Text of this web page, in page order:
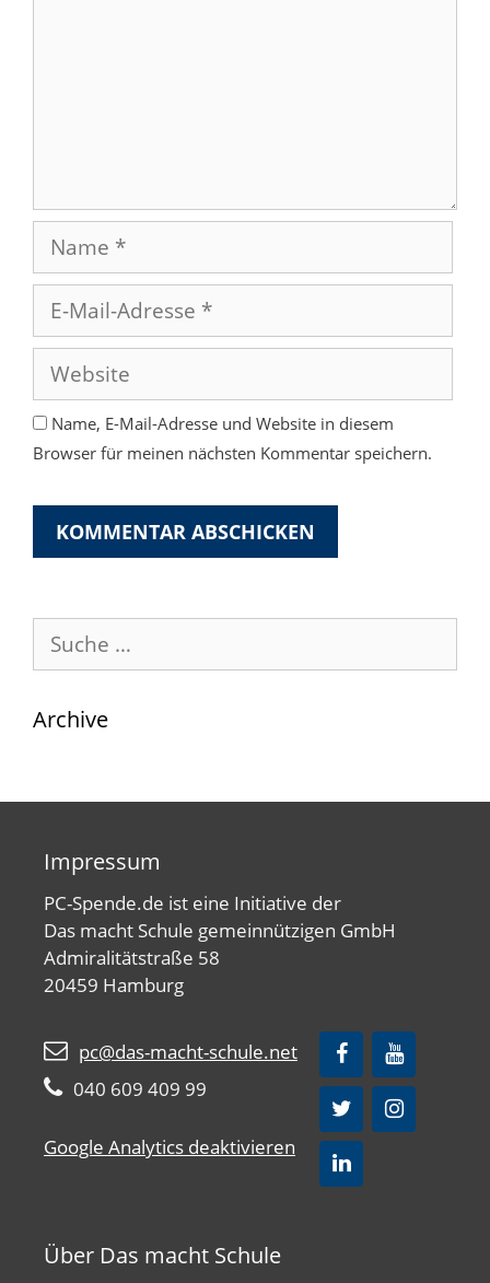
Name
Mail-
Adresse
Website
Name, E-Mail-Adresse und Website in diesem
Browser für meinen nächsten Kommentar speichern.
Suche
nach:
Archive
Impressum
PC-Spende.de ist eine Initiative der
Das macht Schule gemeinnützigen GmbH
Admiralitätstraße 58
20459 Hamburg
pc@das-macht-schule.net
040 609 409 99
Google Analytics deaktivieren
Über Das macht Schule